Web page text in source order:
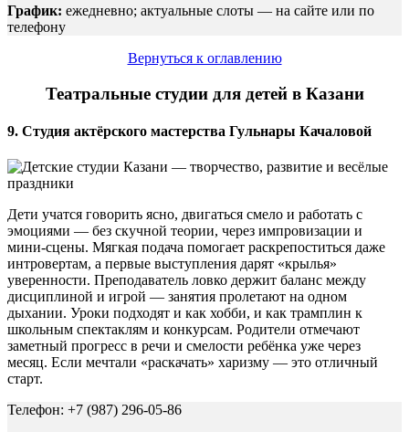
График: ежедневно; актуальные слоты — на сайте или по
телефону
Вернуться к оглавлению
Театральные студии для детей в Казани
9. Студия актёрского мастерства Гульнары Качаловой
Дети учатся говорить ясно, двигаться смело и работать с
эмоциями — без скучной теории, через импровизации и
мини-сцены. Мягкая подача помогает раскрепоститься даже
интровертам, а первые выступления дарят «крылья»
уверенности. Преподаватель ловко держит баланс между
дисциплиной и игрой — занятия пролетают на одном
дыхании. Уроки подходят и как хобби, и как трамплин к
школьным спектаклям и конкурсам. Родители отмечают
заметный прогресс в речи и смелости ребёнка уже через
месяц. Если мечтали «раскачать» харизму — это отличный
старт.
Телефон: +7 (987) 296-05-86